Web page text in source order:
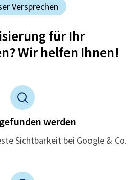
Versprechen
für Ihr
Wir helfen Ihnen!
werden
Sichtbarkeit bei Google & Co.